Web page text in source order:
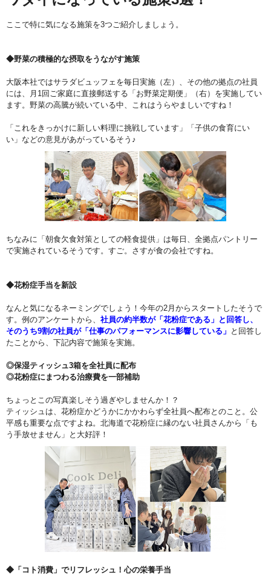
ここで特に気になる施策を3つご紹介しましょう。
◆野菜の積極的な摂取をうながす施策
大阪本社ではサラダビュッフェを毎日実施（左）、その他の拠点の社員
には、月1回ご家庭に直接郵送する「お野菜定期便」（右）を実施してい
ます。野菜の高騰が続いている中、これはうらやましいですね！
「これをきっかけに新しい料理に挑戦しています」「子供の食育にい
い」などの意見があがっているそう♪
ちなみに「朝食欠食対策としての軽食提供」は毎日、全拠点パントリー
で実施されているそうです。すご。さすが食の会社ですね。
◆花粉症手当を新設
なんと気になるネーミングでしょう！今年の2月からスタートしたそうで
す。例のアンケートから、 社員の約半数が「花粉症である」と回答し、
そのうち9割の社員が「仕事のパフォーマンスに影響している」 と回答し
たことから、下記内容で施策を実施。
◎保湿ティッシュ3箱を全社員に配布
◎花粉症にまつわる治療費を一部補助
ちょっとこの写真楽しそう過ぎやしませんか！？
ティッシュは、花粉症かどうかにかかわらず全社員へ配布とのこと。公
平感も重要な点ですよね。北海道で花粉症に縁のない社員さんから「も
う手放せません」と大好評！
◆「コト消費」でリフレッシュ！心の栄養手当